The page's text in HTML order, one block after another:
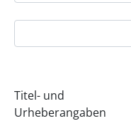
Titel- und
Urheberangaben